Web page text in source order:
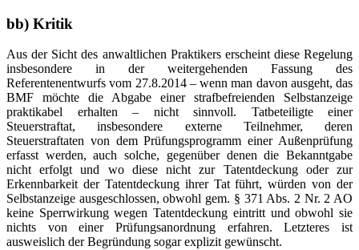
bb) Kritik
Aus der Sicht des anwaltlichen Praktikers erscheint diese Regelung
insbesondere in der weitergehenden Fassung des
Referentenentwurfs vom 27.8.2014 – wenn man davon ausgeht, das
BMF möchte die Abgabe einer strafbefreienden Selbstanzeige
praktikabel erhalten – nicht sinnvoll. Tatbeteiligte einer
Steuerstraftat, insbesondere externe Teilnehmer, deren
Steuerstraftaten von dem Prüfungsprogramm einer Außenprüfung
erfasst werden, auch solche, gegenüber denen die Bekanntgabe
nicht erfolgt und wo diese nicht zur Tatentdeckung oder zur
Erkennbarkeit der Tatentdeckung ihrer Tat führt, würden von der
Selbstanzeige ausgeschlossen, obwohl gem. § 371 Abs. 2 Nr. 2 AO
keine Sperrwirkung wegen Tatentdeckung eintritt und obwohl sie
nichts von einer Prüfungsanordnung erfahren. Letzteres ist
ausweislich der Begründung sogar explizit gewünscht.